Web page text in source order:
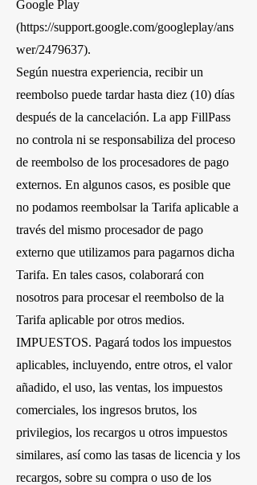
Google Play
(https://support.google.com/googleplay/ans
wer/2479637).
Según nuestra experiencia, recibir un
reembolso puede tardar hasta diez (10) días
después de la cancelación. La app FillPass
no controla ni se responsabiliza del proceso
de reembolso de los procesadores de pago
externos. En algunos casos, es posible que
no podamos reembolsar la Tarifa aplicable a
través del mismo procesador de pago
externo que utilizamos para pagarnos dicha
Tarifa. En tales casos, colaborará con
nosotros para procesar el reembolso de la
Tarifa aplicable por otros medios.
IMPUESTOS. Pagará todos los impuestos
aplicables, incluyendo, entre otros, el valor
añadido, el uso, las ventas, los impuestos
comerciales, los ingresos brutos, los
privilegios, los recargos u otros impuestos
similares, así como las tasas de licencia y los
recargos, sobre su compra o uso de los